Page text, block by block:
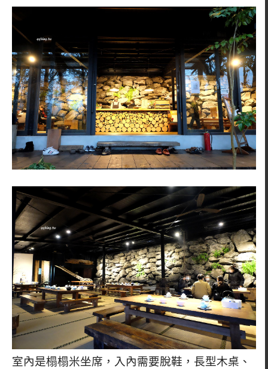
室內是榻榻米坐席，入內需要脫鞋，長型木桌、